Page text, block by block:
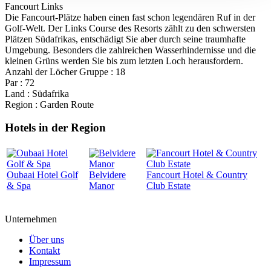
Fancourt Links
Die Fancourt-Plätze haben einen fast schon legendären Ruf in der
Golf-Welt. Der Links Course des Resorts zählt zu den schwersten
Plätzen Südafrikas, entschädigt Sie aber durch seine traumhafte
Umgebung. Besonders die zahlreichen Wasserhindernisse und die
kleinen Grüns werden Sie bis zum letzten Loch herausfordern.
Anzahl der Löcher Gruppe : 18
Par : 72
Land : Südafrika
Region : Garden Route
Hotels in der Region
Oubaai Hotel Golf
& Spa
Belvidere
Manor
Fancourt Hotel & Country
Club Estate
Unternehmen
Über uns
Kontakt
Impressum